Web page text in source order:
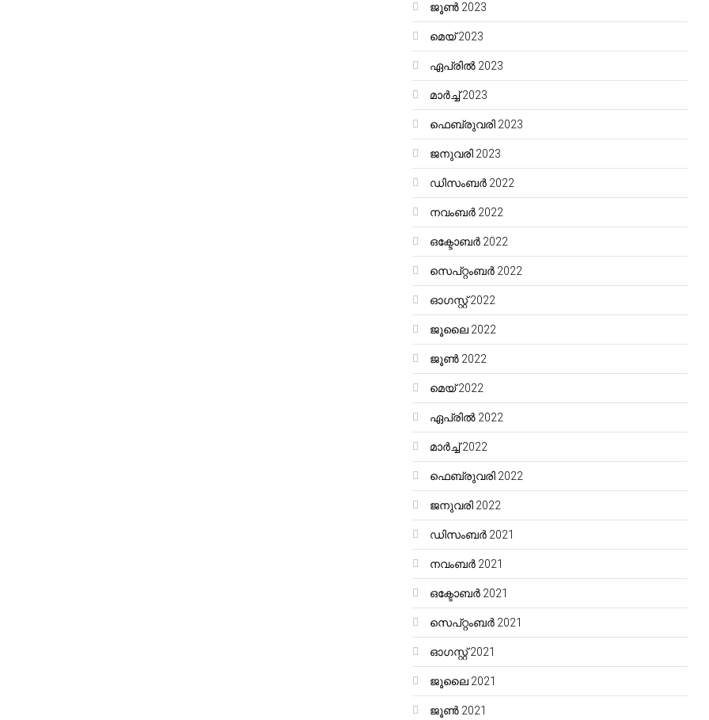
ജൂൺ 2023
മെയ്‌ 2023
ഏപ്രിൽ 2023
മാർച്ച്‌ 2023
ഫെബ്രുവരി 2023
ജനുവരി 2023
ഡിസംബർ 2022
നവംബർ 2022
ഒക്ടോബർ 2022
സെപ്റ്റംബർ 2022
ഓഗസ്റ്റ്‌ 2022
ജൂലൈ 2022
ജൂൺ 2022
മെയ്‌ 2022
ഏപ്രിൽ 2022
മാർച്ച്‌ 2022
ഫെബ്രുവരി 2022
ജനുവരി 2022
ഡിസംബർ 2021
നവംബർ 2021
ഒക്ടോബർ 2021
സെപ്റ്റംബർ 2021
ഓഗസ്റ്റ്‌ 2021
ജൂലൈ 2021
ജൂൺ 2021